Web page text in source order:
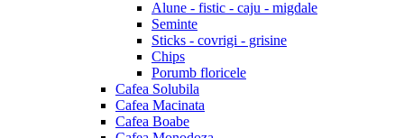
Alune - fistic - caju - migdale
Seminte
Sticks - covrigi - grisine
Chips
Porumb floricele
Cafea Solubila
Cafea Macinata
Cafea Boabe